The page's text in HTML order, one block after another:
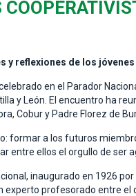
y reflexiones de los jóvenes
en el Parador
y León. El encuentro ha
Cobur y Padre Florez de
formar a los futuros
entre ellos el orgullo de ser
inaugurado en 1926
profesorado entre el